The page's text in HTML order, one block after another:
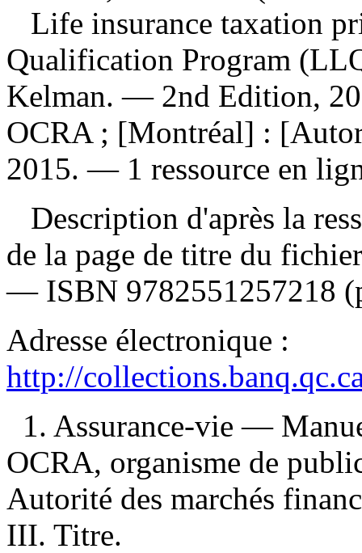
Life insurance taxation
Qualification Program
Kelman. — 2nd Edition,
OCRA ; [Montréal] :
2015. — 1 ressource en
Description d'après la
de la page de titre du
— ISBN 9782551257218
Adresse électronique :
http://
1. Assurance-vie —
OCRA, organisme de
Autorité des marchés
III. Titre.